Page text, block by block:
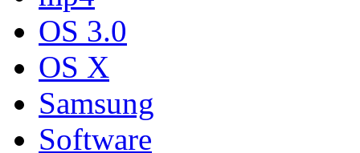
OS 3.0
OS X
Samsung
Software